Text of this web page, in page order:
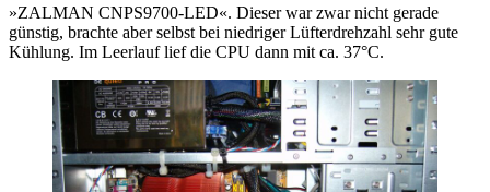
»ZALMAN CNPS9700-LED«. Dieser war zwar nicht gerade
günstig, brachte aber selbst bei niedriger Lüfterdrehzahl sehr gute
Kühlung. Im Leerlauf lief die CPU dann mit ca. 37°C.